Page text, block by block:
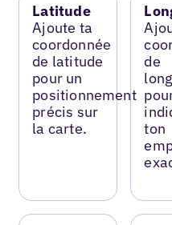
Latitude
Ajoute ta
coordonnée
de latitude
pour un
positionnement
précis sur
la carte.
de
ton